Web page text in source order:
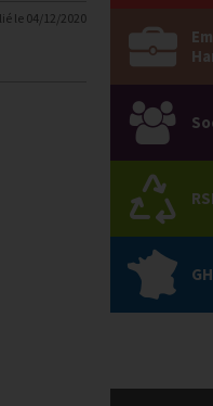
le04/12/2020